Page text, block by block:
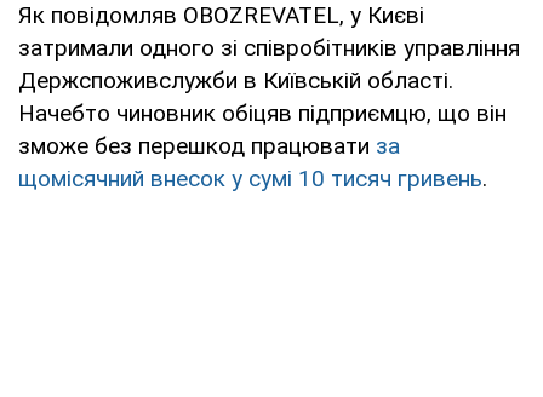
Як повідомляв OBOZREVATEL, у Києві
затримали одного зі співробітників управління
Держспоживслужби в Київській області.
Начебто чиновник обіцяв підприємцю, що він
зможе без перешкод працювати за
щомісячний внесок у сумі 10 тисяч гривень.